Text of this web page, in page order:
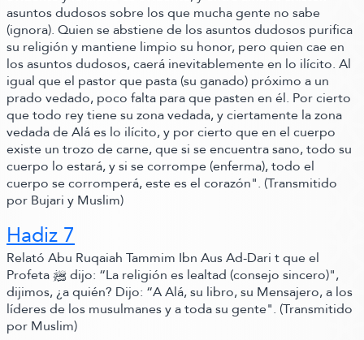
asuntos dudosos sobre los que mucha gente no sabe
(ignora). Quien se abstiene de los asuntos dudosos purifica
su religión y mantiene limpio su honor, pero quien cae en
los asuntos dudosos, caerá inevitablemente en lo ilícito. Al
igual que el pastor que pasta(su ganado)próximo a un
prado vedado, poco falta para que pasten en él. Por cierto
que todo rey tiene su zona vedada, y ciertamente la zona
vedada de Alá es lo ilícito, y por cierto que en el cuerpo
existe un trozo de carne, que si se encuentra sano, todo su
cuerpo lo estará, y si se corrompe(enferma), todo el
cuerpo se corromperá, este es el corazón". (Transmitido
por Bujari y Muslim)
Hadiz 7
Relató Abu Ruqaiah Tammim Ibn Aus Ad-Dari t que el
Profeta ﷺ‬ dijo: “La religión es lealtad (consejo sincero)",
dijimos,¿a quién? Dijo: “A Alá, su libro, su Mensajero, a los
líderes de los musulmanes y a toda su gente". (Transmitido
por Muslim)